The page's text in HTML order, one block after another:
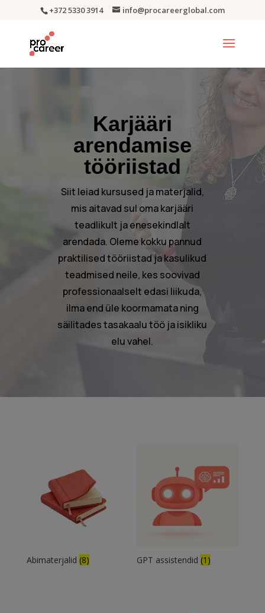
+372 5330 3914 info@procareerglobal.com
Karjääri
arendamise
tööriistad
Siit leiad kursused ja materjalid,
mis aitavad sul oma karjääri
teadlikult ja enesekindlalt
arendada. Oleme kokku pannud
praktilised tööriistad ja kasulikud
teadmised neile, kes soovivad
professionaalselt edasi liikuda,
ilma end üle koormamata ning
säilitades tasakaalu töö ja isikliku
elu vahel.
Abimaterjalid (8) GPT assistendid (1)